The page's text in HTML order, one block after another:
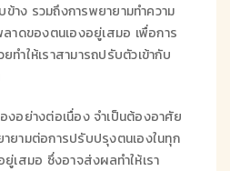
าง รวมถึงการพยายามทำความ
าดของตนเองอยู่เสมอ เพื่อการ
ทำให้เราสามารถปรับตัวเข้ากับ
อย่างต่อเนื่อง จำเป็นต้องอาศัย
ยามต่อการปรับปรุงตนเองในทุก
เสมอ ซึ่งอาจส่งผลทำให้เรา